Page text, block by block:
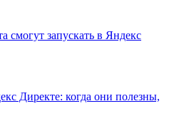
смогут запускать в Яндекс
Директе: когда они полезны,